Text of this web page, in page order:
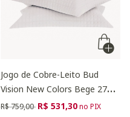
Jogo de Cobre-Leito Bud
Vision New Colors Bege 270
Fios
Preço reduzido de
R$ 759,00 para
R$ 531,30no PIX